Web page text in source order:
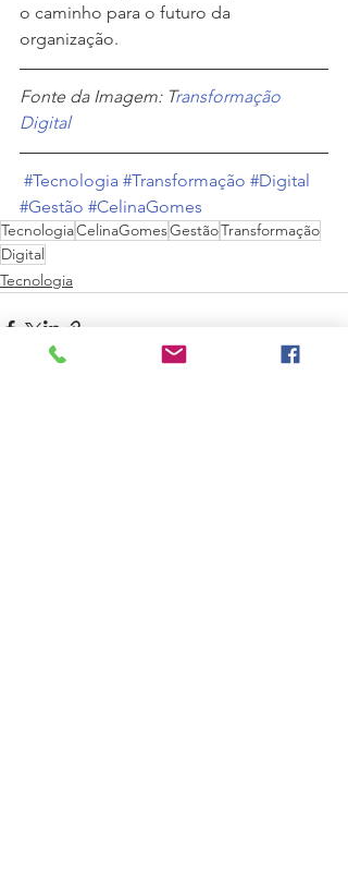
o caminho para o futuro da
organização.
Fonte da Imagem: Transformação
Digital
#Tecnologia #Transformação #Digital
#Gestão #CelinaGomes
TecnologiaCelinaGomesGestãoTransformação
Digital
Tecnologia